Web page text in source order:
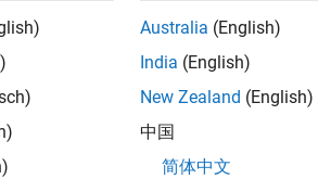
Australia (English)
India (English)
New Zealand (English)
中国
简体中文